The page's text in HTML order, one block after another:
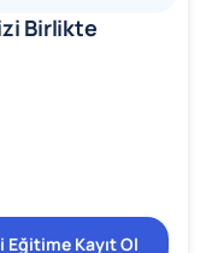
Birlikte
Eğitime Kayıt Ol